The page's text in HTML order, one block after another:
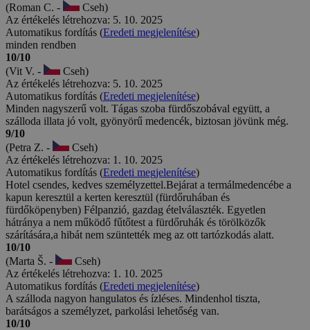
(Roman C. -
Cseh)
Az értékelés létrehozva: 5. 10. 2025
Automatikus fordítás (Eredeti megjelenítése)
minden rendben
10/10
(Vit V. -
Cseh)
Az értékelés létrehozva: 5. 10. 2025
Automatikus fordítás (Eredeti megjelenítése)
Minden nagyszerű volt. Tágas szoba fürdőszobával együtt, a
szálloda illata jó volt, gyönyörű medencék, biztosan jövünk még.
9/10
(Petra Z. -
Cseh)
Az értékelés létrehozva: 1. 10. 2025
Automatikus fordítás (Eredeti megjelenítése)
Hotel csendes, kedves személyzettel.Bejárat a termálmedencébe a
kapun keresztül a kerten keresztül (fürdőruhában és
fürdőköpenyben) Félpanzió, gazdag ételválaszték. Egyetlen
hátránya a nem működő fűtőtest a fürdőruhák és törölközők
szárítására,a hibát nem szüntették meg az ott tartózkodás alatt.
10/10
(Marta Š. -
Cseh)
Az értékelés létrehozva: 1. 10. 2025
Automatikus fordítás (Eredeti megjelenítése)
A szálloda nagyon hangulatos és ízléses. Mindenhol tiszta,
barátságos a személyzet, parkolási lehetőség van.
10/10